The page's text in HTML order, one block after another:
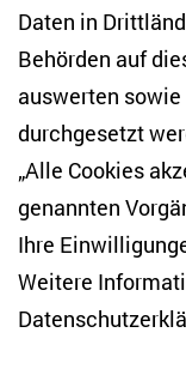
NEWSLETTER
E-Mail-
Ich möchte
werden.
Öffnung der
Newsletter
mit
Daten in
Behörden auf
auswerten
durchgesetzt
„Alle Cookies
genannten
Ihre
Weitere